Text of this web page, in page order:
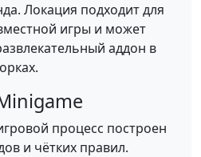
Локация подходит для
игры и может
аддон в
процесс построен
и чётких правил.